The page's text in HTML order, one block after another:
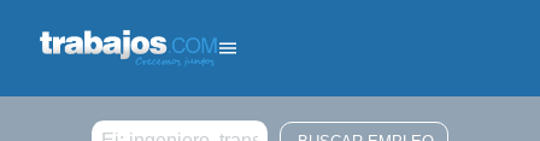
Buscar